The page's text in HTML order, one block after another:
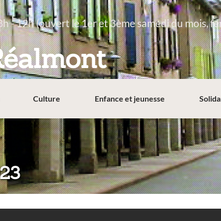
- 12h (ouvert le 1er et 3ème samedi du mois,
Culture Enfance et jeunesse